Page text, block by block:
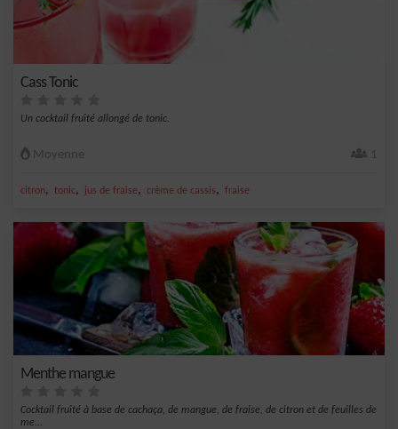
Cass Tonic
Un cocktail fruité allongé de tonic.
Moyenne 1
citron, tonic, jus de fraise, crème de cassis, fraise
Menthe mangue
Cocktail fruité à base de cachaça, de mangue, de fraise, de citron et de feuilles de
me...